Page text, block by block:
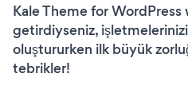
Kale Theme for WordPress
getirdiyseniz,
oluştururken ilk büyük
tebrikler!